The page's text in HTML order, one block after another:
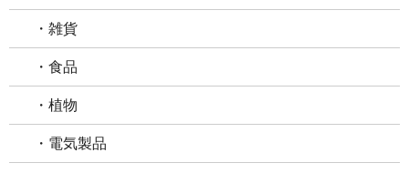
・雑貨
・食品
・植物
・電気製品